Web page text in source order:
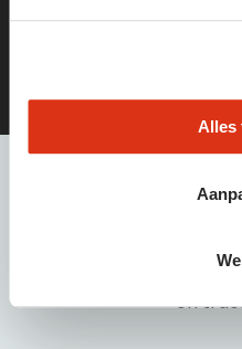
Alles
Please call or email one
440 |
on